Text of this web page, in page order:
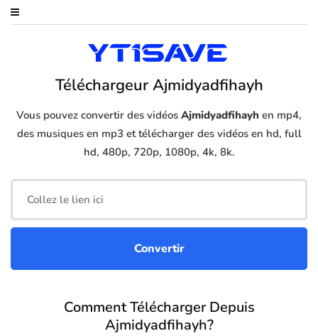
Téléchargeur Ajmidyadfihayh
Vous pouvez convertir des vidéos Ajmidyadfihayh en mp4,
des musiques en mp3 et télécharger des vidéos en hd, full
hd, 480p, 720p, 1080p, 4k, 8k.
Comment Télécharger Depuis
Ajmidyadfihayh?